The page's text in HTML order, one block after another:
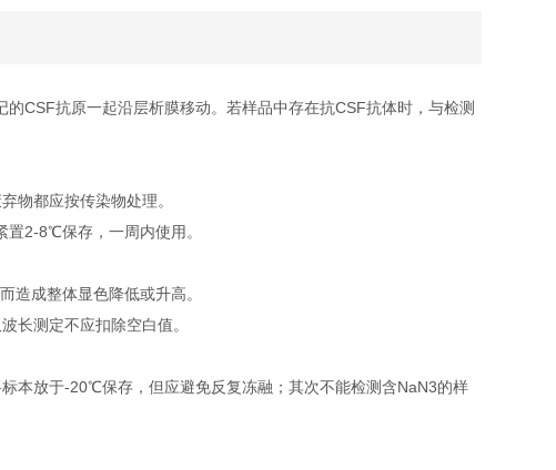
CSF抗原一起沿层析膜移动。若样品中存在抗CSF抗体时，与检测
物都应按传染物处理。
2-8℃保存，一周内使用。
成整体显色降低或升高。
长测定不应扣除空白值。
本放于-20℃保存，但应避免反复冻融；其次不能检测含NaN3的样